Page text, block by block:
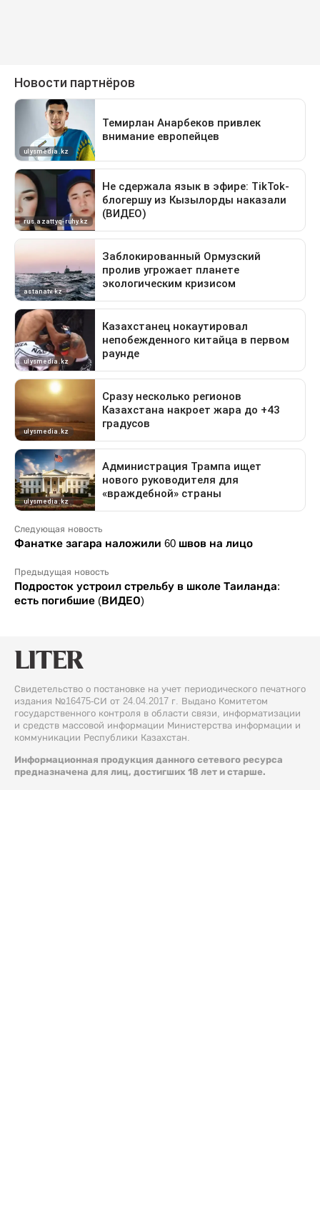
Следующая новость
Фанатке загара наложили 60 швов на лицо
Предыдущая новость
Подросток устроил стрельбу в школе Таиланда:
есть погибшие (ВИДЕО)
Свидетельство о постановке на учет периодического печатного
издания №16475-СИ от 24.04.2017 г. Выдано Комитетом
государственного контроля в области связи, информатизации
и средств массовой информации Министерства информации и
коммуникации Республики Казахстан.
Информационная продукция данного сетевого ресурса
предназначена для лиц, достигших 18 лет и старше.